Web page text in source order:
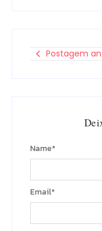
Postagem
Name*
Email*